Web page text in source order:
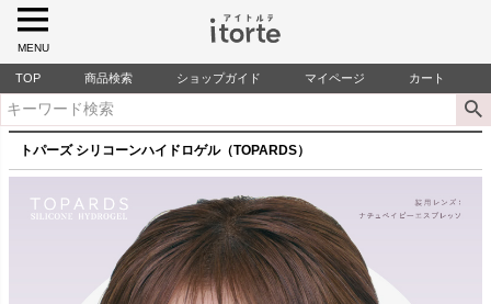
MENU
TOP 商品検索 ショップガイド マイページ カート
トパーズ シリコーンハイドロゲル（TOPARDS）